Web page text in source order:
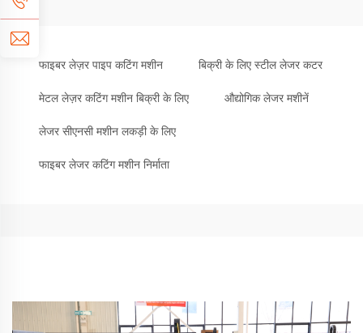
फाइबर लेज़र पाइप कटिंग मशीन बिक्री के लिए स्टील लेजर कटर
मेटल लेज़र कटिंग मशीन बिक्री के लिए औद्योगिक लेजर मशीनें
लेजर सीएनसी मशीन लकड़ी के लिए
फाइबर लेजर कटिंग मशीन निर्माता